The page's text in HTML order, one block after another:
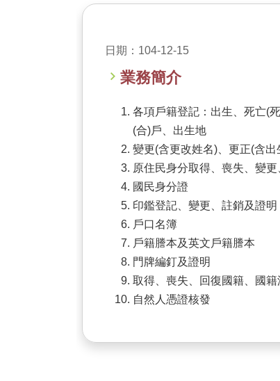
日期：104-12-15
業務簡介
各項戶籍登記：出生、死亡(
(合)戶、出生地
變更(含更改姓名)、更正(含
原住民身分取得、喪失、變
國民身分證
印鑑登記、變更、註銷及證明
戶口名簿
戶籍謄本及英文戶籍謄本
門牌編釘及證明
取得、喪失、回復國籍、國籍
自然人憑證核發